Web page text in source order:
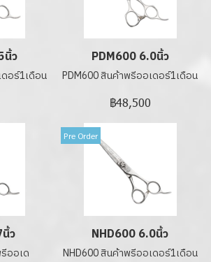
นิ้ว
อร์1เดือน
PDM600 6.0นิ้ว
PDM600 สินค้าพรีออเดอร์1เดือน
฿48,500
ว
ออเด
Pre Order
NHD600 6.0นิ้ว
NHD600 สินค้าพรีออเดอร์1เดือน